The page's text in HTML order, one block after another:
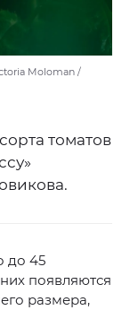
Moloman /
томатов
до 45
появляются
размера,